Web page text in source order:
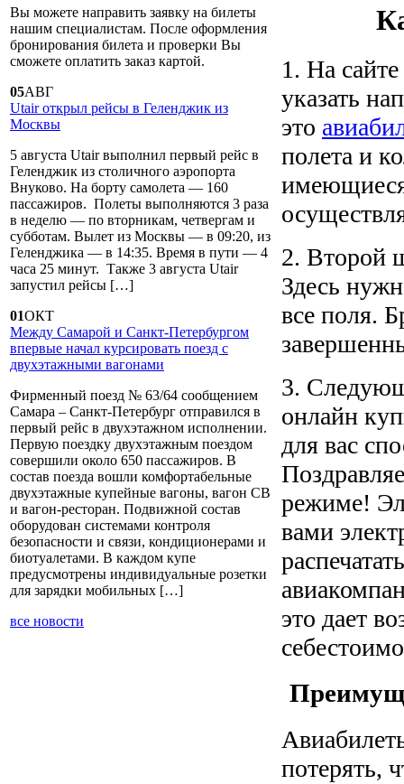
Вы можете направить заявку на билеты
нашим специалистам. После оформления
бронирования билета и проверки Вы
сможете оплатить заказ картой.
05АВГ
Utair открыл рейсы в Геленджик из
Москвы
5 августа Utair выполнил первый рейс в
Геленджик из столичного аэропорта
Внуково. На борту самолета — 160
пассажиров. Полеты выполняются 3 раза
в неделю — по вторникам, четвергам и
субботам. Вылет из Москвы — в 09:20, из
Геленджика — в 14:35. Время в пути — 4
часа 25 минут. Также 3 августа Utair
запустил рейсы […]
01ОКТ
Между Самарой и Санкт-Петербургом
впервые начал курсировать поезд с
двухэтажными вагонами
Фирменный поезд № 63/64 сообщением
Самара – Санкт-Петербург отправился в
первый рейс в двухэтажном исполнении.
Первую поездку двухэтажным поездом
совершили около 650 пассажиров. В
состав поезда вошли комфортабельные
двухэтажные купейные вагоны, вагон СВ
и вагон-ресторан. Подвижной состав
оборудован системами контроля
безопасности и связи, кондиционерами и
биотуалетами. В каждом купе
предусмотрены индивидуальные розетки
для зарядки мобильных […]
все новости
1. На сайте
указать
это
полета и
2. Второй
Здесь
все поля.
3.
онлайн
для вас
режиме!
вами
это дает
потерять,